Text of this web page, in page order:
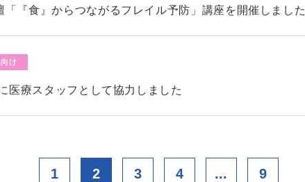
「『食』からつながるフレイル予防」講座を開催しました
け
医療スタッフとして協力しました
1 2 3 4 ... 9